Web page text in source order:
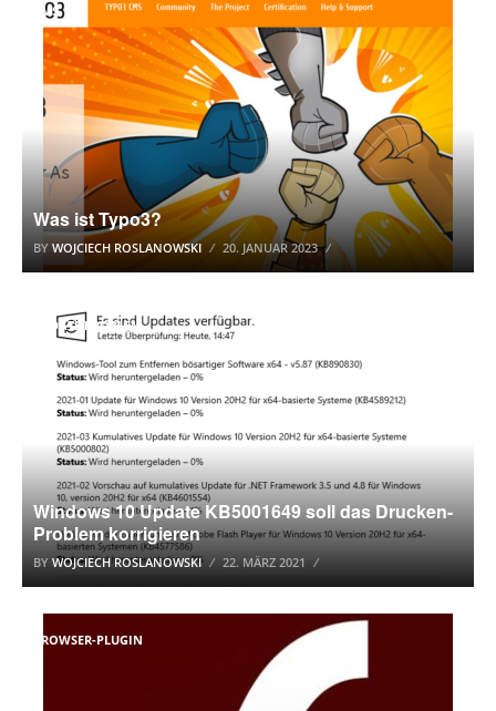
CMS
Was ist Typo3?
BY WOJCIECH ROSLANOWSKI 20. JANUAR 2023
UPDATE PROBLEM
Windows 10 Update KB5001649 soll das Drucken-
Problem korrigieren
BY WOJCIECH ROSLANOWSKI 22. MÄRZ 2021
BROWSER-PLUGIN